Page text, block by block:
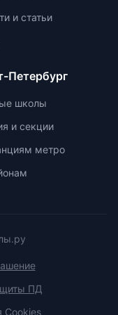
и статьи
Петербург
школы
и секции
метро
ПД
Cookies